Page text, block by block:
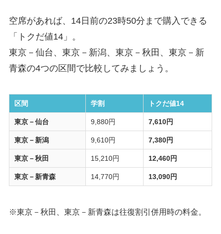
空席があれば、14日前の23時50分まで購入できる
「トクだ値14」。
東京－仙台、東京－新潟、東京－秋田、東京－新
青森の4つの区間で比較してみましょう。
区間 学割 トクだ値14
東京－仙台 9,880円 7,610円
東京－新潟 9,610円 7,380円
東京－秋田 15,210円 12,460円
東京－新青森 14,770円 13,090円
※東京－秋田、東京－新青森は往復割引併用時の料金。